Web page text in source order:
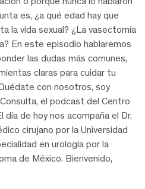
es, ¿a qué edad hay que
la vida sexual? ¿La vasectomía
En este episodio hablaremos
las dudas más comunes,
claras para cuidar tu
con nosotros, soy
el podcast del Centro
día de hoy nos acompaña el Dr.
cirujano por la Universidad
en urología por la
de México. Bienvenido,